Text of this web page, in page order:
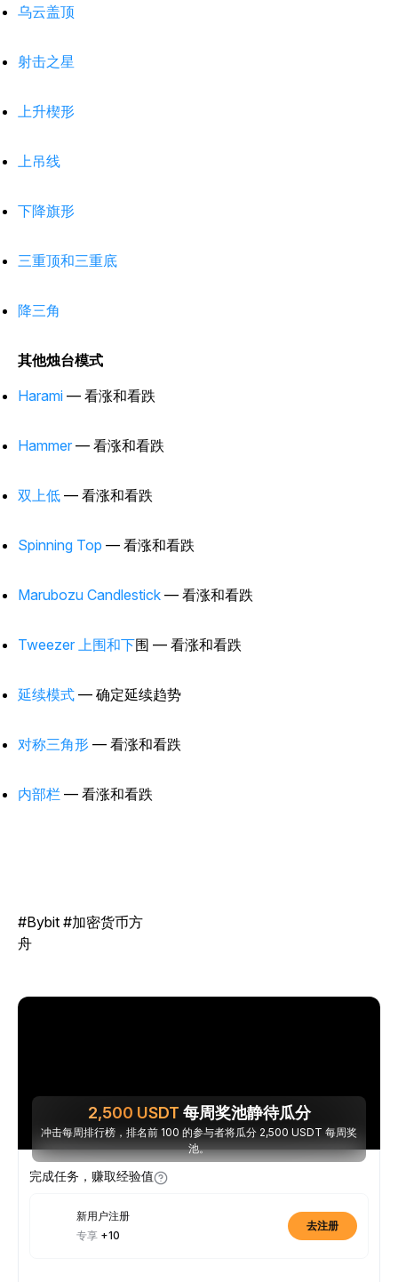
乌云盖顶
射击之星
上升楔形
上吊线
下降旗形
三重顶和三重底
降三角
其他烛台模式
Harami — 看涨和看跌
Hammer — 看涨和看跌
双上低 — 看涨和看跌
Spinning Top — 看涨和看跌
Marubozu Candlestick — 看涨和看跌
Tweezer 上围和下围 — 看涨和看跌
延续模式 — 确定延续趋势
对称三角形 — 看涨和看跌
内部栏 — 看涨和看跌
#Bybit #加密货币方
舟
2,500 USDT 每周奖池静待瓜分
冲击每周排行榜，排名前 100 的参与者将瓜分 2,500 USDT 每周奖
池。
完成任务，赚取经验值
新用户注册
专享 +10
去注册